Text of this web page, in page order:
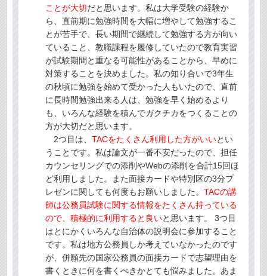
ことが大切だと思います。私は大学受験の経験か
ら、直前期に勉強時間を大幅に増やして勉強するこ
とが苦手で、長い期間で継続して勉強する方が向い
ていること、教職課程を履修していたので教育実習
が試験期間と重なる可能性があることから、早めに
対策することを決めました。私の知り合いで3年生
の秋頃に勉強を始めて受かった人もいたので、直前
に長時間勉強出来る人は、勉強を早く始めるより
も、いろんな経験を積んでガクチカをつくることの
方が大切だと思います。
2つ目は、 TACをたくさん利用した方がいいとい
うことです。私は論文が一番不安だったので、担任
カウンセリングでの添削やWebの添削を合計15回ほ
ど利用しました。また面接カードや特別区の3分プ
レゼンに関しても何度もお願いしました。 TACの講
師は公務員試験に関する情報をたくさん持っている
ので、積極的に利用すると良いと思います。 3つ目
はとにかくいろんな自治体の説明会に参加すること
です。私は地方公務員しか考えていなかったのです
が、併願先の国家公務員の面接カードで志望理由を
書くときに何を書くべきかとても悩みました。あま